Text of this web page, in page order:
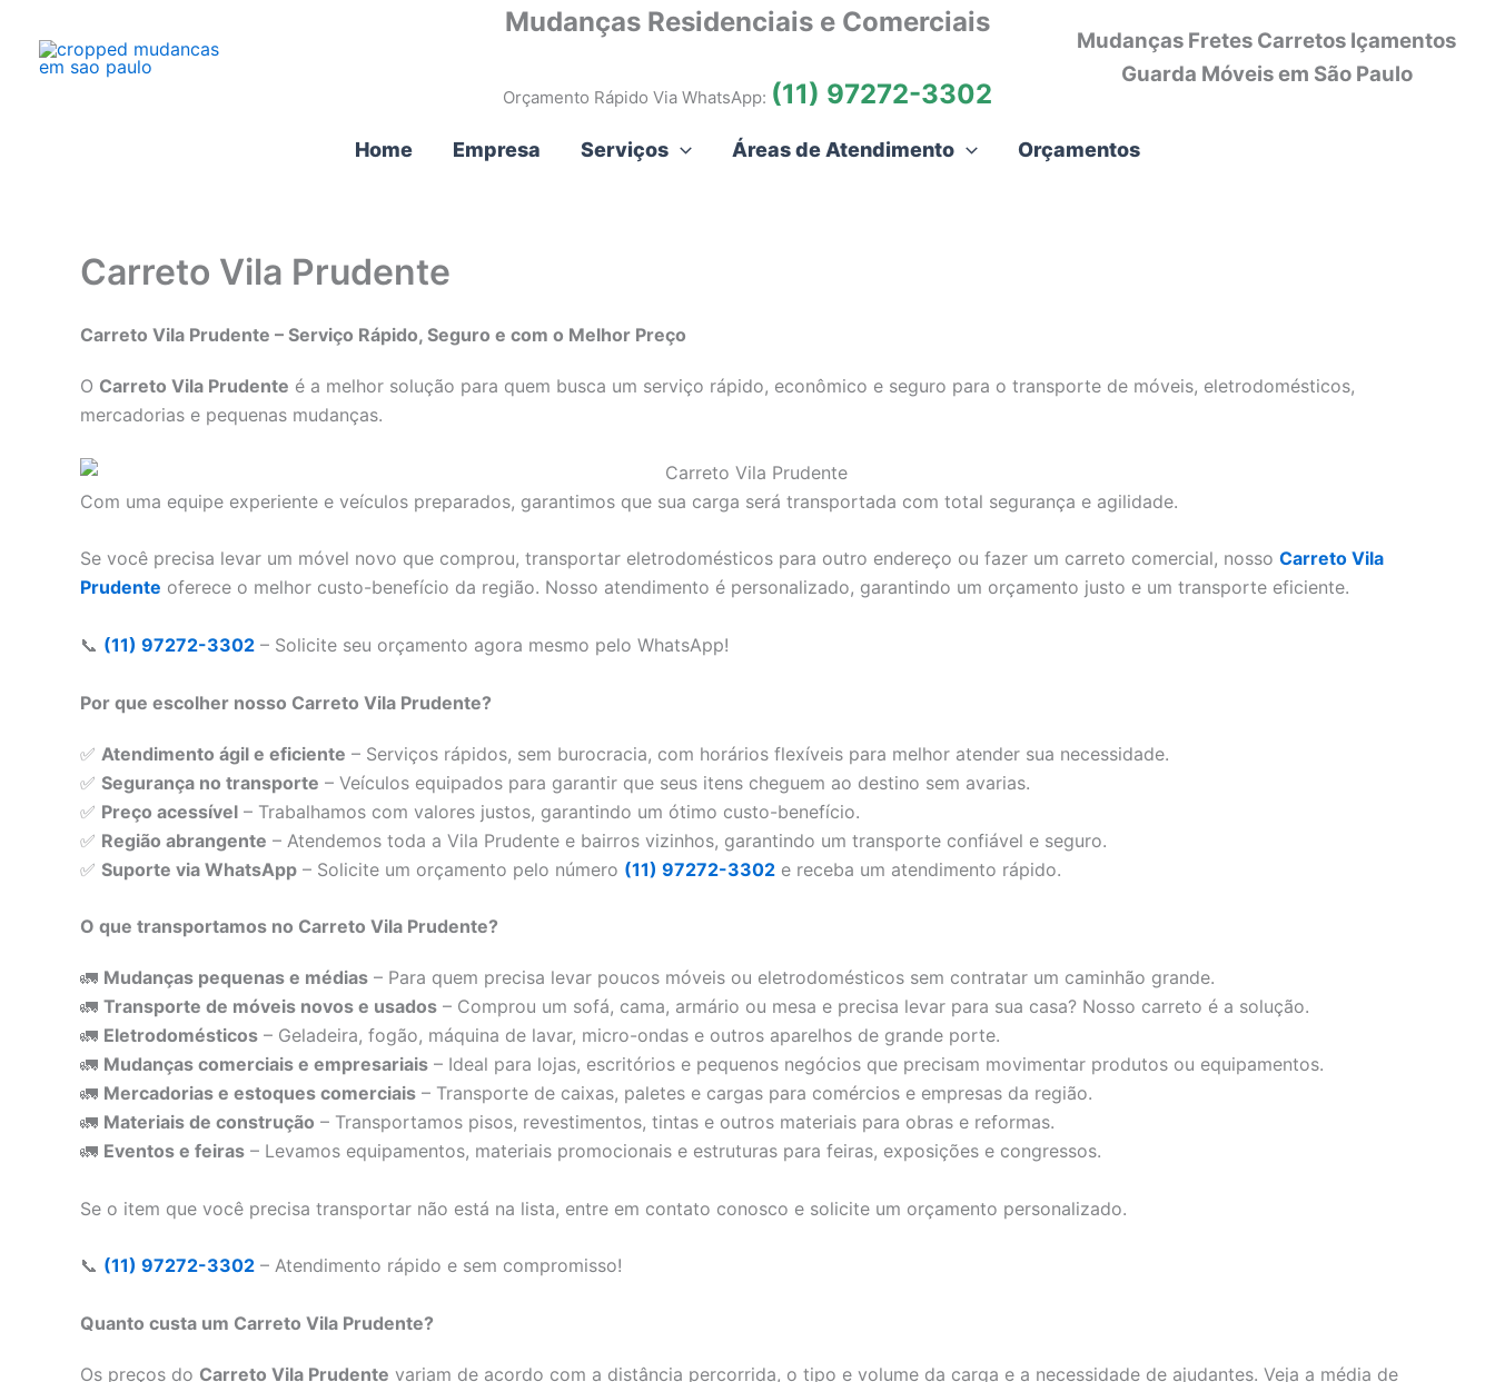
Mudanças Residenciais e Comerciais
Orçamento Rápido Via WhatsApp: (11) 97272-3302
Mudanças Fretes Carretos Içamentos
Guarda Móveis em São Paulo
Home Empresa Serviços Áreas de Atendimento Orçamentos
Carreto Vila Prudente
Carreto Vila Prudente – Serviço Rápido, Seguro e com o Melhor Preço
O Carreto Vila Prudente é a melhor solução para quem busca um serviço rápido, econômico e seguro para o transporte de móveis, eletrodomésticos,
mercadorias e pequenas mudanças.
Com uma equipe experiente e veículos preparados, garantimos que sua carga será transportada com total segurança e agilidade.
Se você precisa levar um móvel novo que comprou, transportar eletrodomésticos para outro endereço ou fazer um carreto comercial, nosso Carreto Vila
Prudente oferece o melhor custo-benefício da região. Nosso atendimento é personalizado, garantindo um orçamento justo e um transporte eficiente.
📞 (11) 97272-3302 – Solicite seu orçamento agora mesmo pelo WhatsApp!
Por que escolher nosso Carreto Vila Prudente?
✅ Atendimento ágil e eficiente – Serviços rápidos, sem burocracia, com horários flexíveis para melhor atender sua necessidade.
✅ Segurança no transporte – Veículos equipados para garantir que seus itens cheguem ao destino sem avarias.
✅ Preço acessível – Trabalhamos com valores justos, garantindo um ótimo custo-benefício.
✅ Região abrangente – Atendemos toda a Vila Prudente e bairros vizinhos, garantindo um transporte confiável e seguro.
✅ Suporte via WhatsApp – Solicite um orçamento pelo número (11) 97272-3302 e receba um atendimento rápido.
O que transportamos no Carreto Vila Prudente?
🚛 Mudanças pequenas e médias – Para quem precisa levar poucos móveis ou eletrodomésticos sem contratar um caminhão grande.
🚛 Transporte de móveis novos e usados – Comprou um sofá, cama, armário ou mesa e precisa levar para sua casa? Nosso carreto é a solução.
🚛 Eletrodomésticos – Geladeira, fogão, máquina de lavar, micro-ondas e outros aparelhos de grande porte.
🚛 Mudanças comerciais e empresariais – Ideal para lojas, escritórios e pequenos negócios que precisam movimentar produtos ou equipamentos.
🚛 Mercadorias e estoques comerciais – Transporte de caixas, paletes e cargas para comércios e empresas da região.
🚛 Materiais de construção – Transportamos pisos, revestimentos, tintas e outros materiais para obras e reformas.
🚛 Eventos e feiras – Levamos equipamentos, materiais promocionais e estruturas para feiras, exposições e congressos.
Se o item que você precisa transportar não está na lista, entre em contato conosco e solicite um orçamento personalizado.
📞 (11) 97272-3302 – Atendimento rápido e sem compromisso!
Quanto custa um Carreto Vila Prudente?
Os preços do Carreto Vila Prudente variam de acordo com a distância percorrida, o tipo e volume da carga e a necessidade de ajudantes. Veja a média de